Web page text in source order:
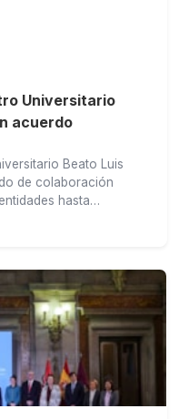
Universitario
acuerdo
Beato Luis
de colaboración
hasta…